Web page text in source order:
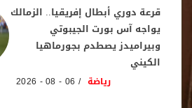
قرعة دوري أبطال إفريقيا.. الزمالك
يواجه آس بورت الجيبوتي
وبيراميدز يصطدم بجورماهيا
الكيني
رياضة 06 - 08 - 2026